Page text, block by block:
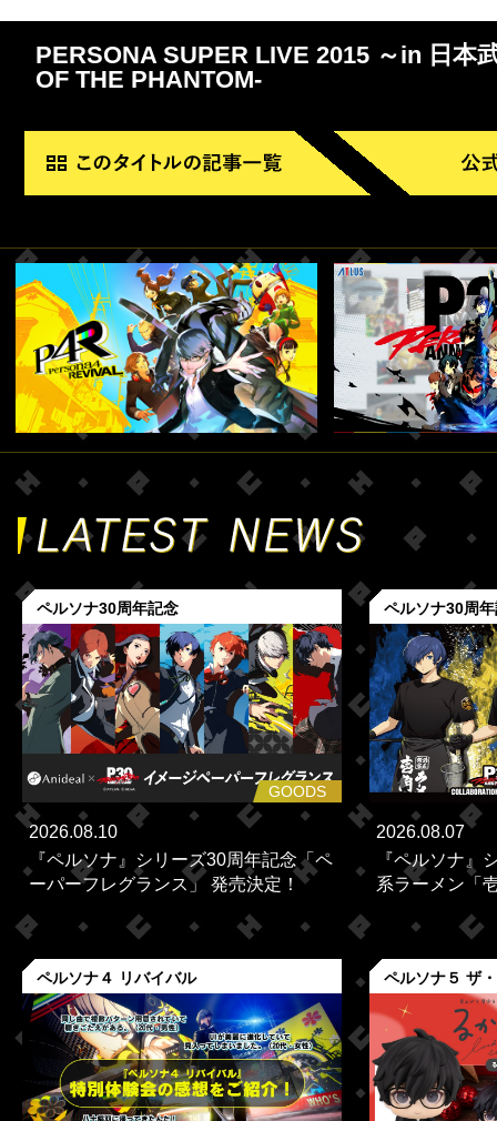
PERSONA SUPER LIVE 2015 ～in 日本
OF THE PHANTOM-
ペルソナ30周年記念
GOODS
2026.08.10
『ペルソナ』シリーズ30周年記念「ペ
ーパーフレグランス」 発売決定！
ペルソナ30周
2026.08.07
『ペルソナ』
系ラーメン「
ペルソナ４ リバイバル ペルソナ５ ザ